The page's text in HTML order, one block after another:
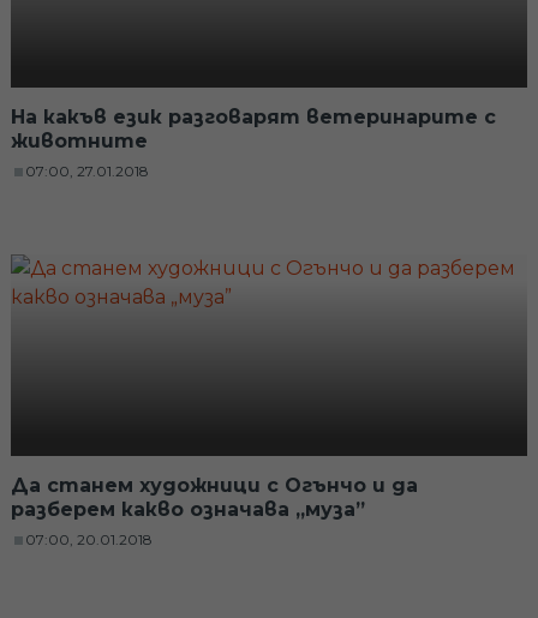
На какъв език разговарят ветеринарите с
животните
07:00, 27.01.2018
Да станем художници с Огънчо и да
разберем какво означава „муза”
07:00, 20.01.2018